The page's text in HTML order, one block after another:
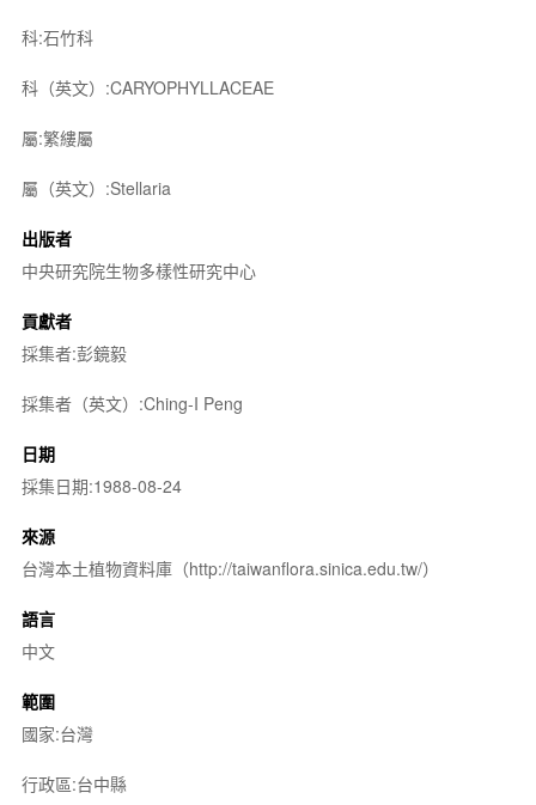
科:石竹科
科（英文）:CARYOPHYLLACEAE
屬:繁縷屬
屬（英文）:Stellaria
出版者
中央研究院生物多樣性研究中心
貢獻者
採集者:彭鏡毅
採集者（英文）:Ching-I Peng
日期
採集日期:1988-08-24
來源
台灣本土植物資料庫（http://taiwanflora.sinica.edu.tw/）
語言
中文
範圍
國家:台灣
行政區:台中縣